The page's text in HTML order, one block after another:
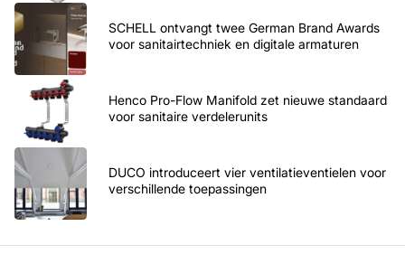
SCHELL ontvangt twee German Brand Awards
voor sanitairtechniek en digitale armaturen
Henco Pro-Flow Manifold zet nieuwe standaard
voor sanitaire verdelerunits
DUCO introduceert vier ventilatieventielen voor
verschillende toepassingen